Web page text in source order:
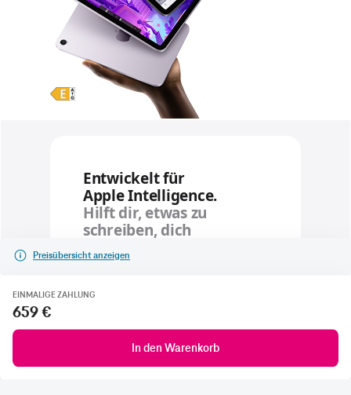
Preisübersicht anzeigen
EINMALIGE ZAHLUNG
659 €
In den Warenkorb